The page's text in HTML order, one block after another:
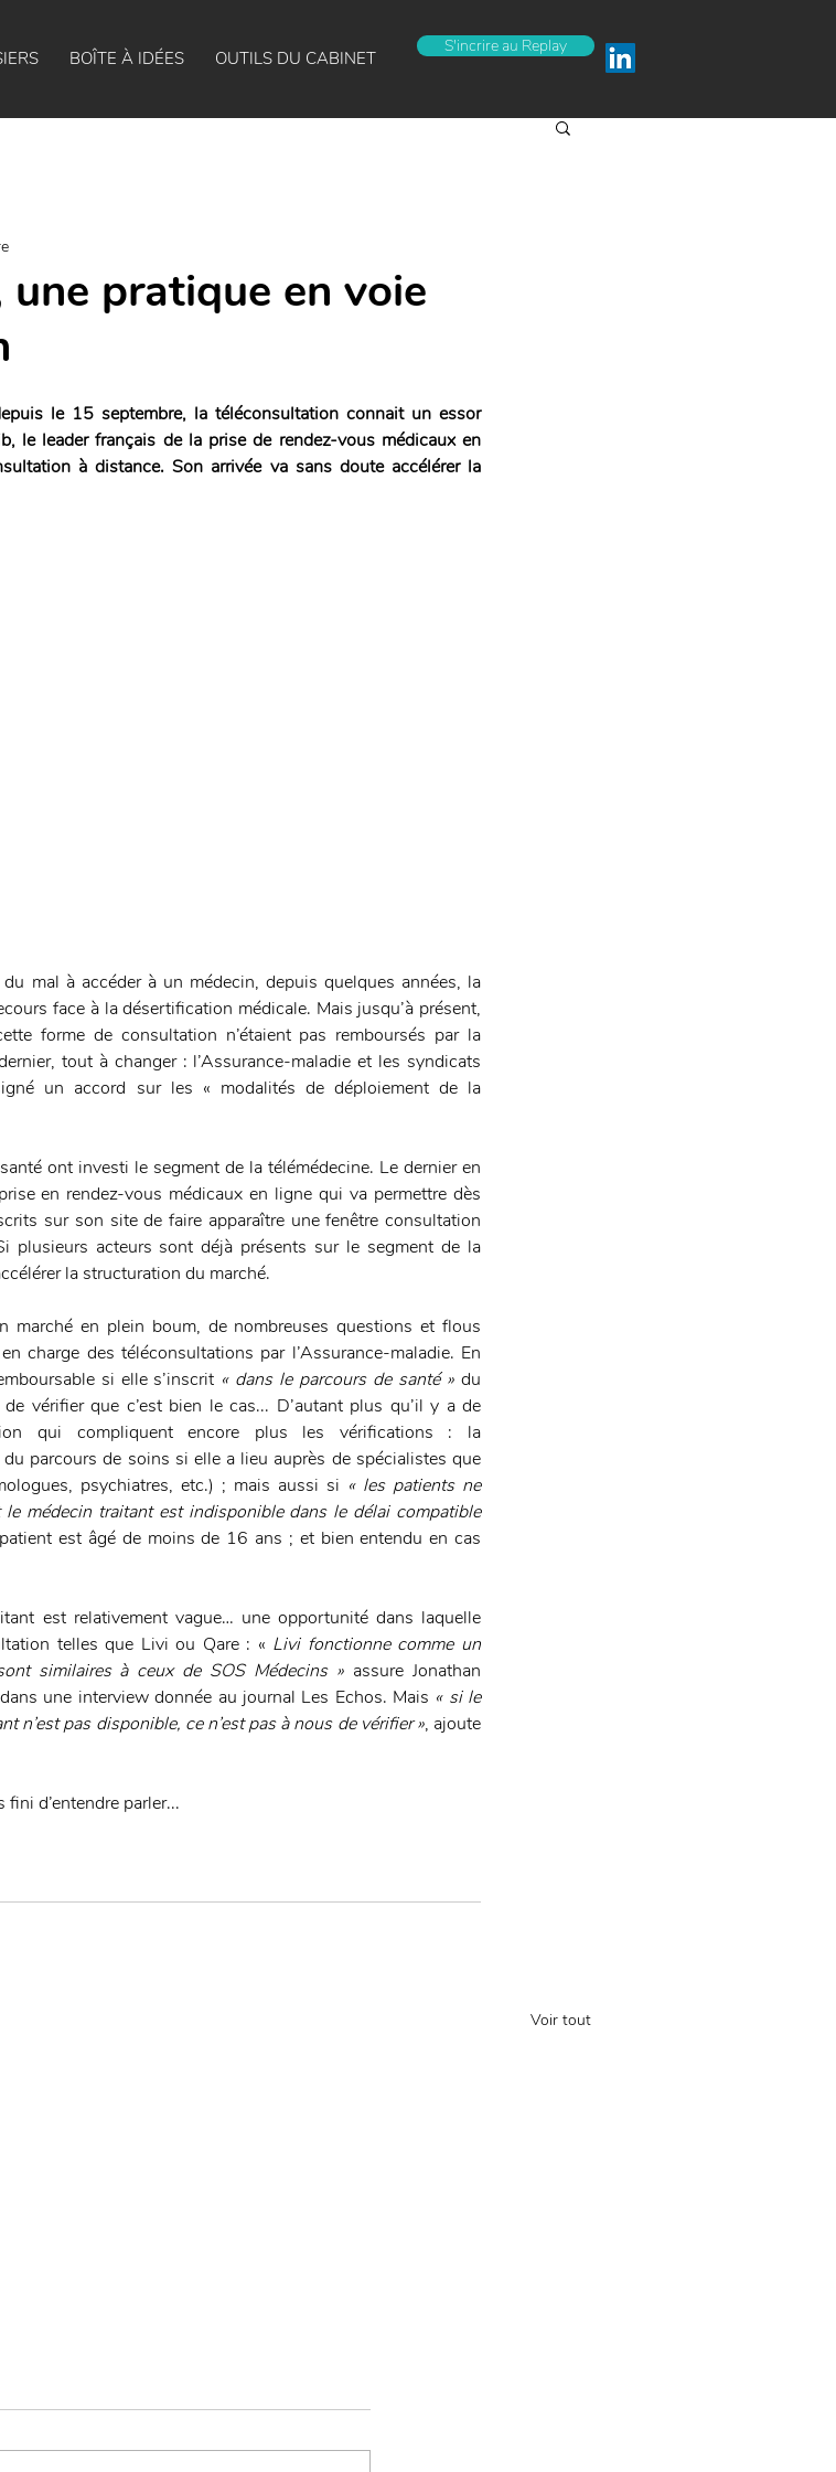
BOÎTE À IDÉES OUTILS DU CABINET
S'incrire au Replay
une pratique en voie
le 15 septembre, la téléconsultation connait un essor
le leader français de la prise de rendez-vous médicaux en
à distance. Son arrivée va sans doute accélérer la
mal à accéder à un médecin, depuis quelques années, la
face à la désertification médicale. Mais jusqu’à présent,
forme de consultation n’étaient pas remboursés par la
tout à changer : l’Assurance-maladie et les syndicats
un accord sur les « modalités de déploiement de la
ont investi le segment de la télémédecine. Le dernier en
en rendez-vous médicaux en ligne qui va permettre dès
sur son site de faire apparaître une fenêtre consultation
plusieurs acteurs sont déjà présents sur le segment de la
la structuration du marché.
marché en plein boum, de nombreuses questions et flous
charge des téléconsultations par l’Assurance-maladie. En
si elle s’inscrit « dans le parcours de santé » du
vérifier que c’est bien le cas... D’autant plus qu’il y a de
qui compliquent encore plus les vérifications : la
parcours de soins si elle a lieu auprès de spécialistes que
psychiatres, etc.) ; mais aussi si « les patients ne
médecin traitant est indisponible dans le délai compatible
est âgé de moins de 16 ans ; et bien entendu en cas
est relativement vague… une opportunité dans laquelle
telles que Livi ou Qare : « Livi fonctionne comme un
similaires à ceux de SOS Médecins » assure Jonathan
une interview donnée au journal Les Echos. Mais « si le
n’est pas disponible, ce n’est pas à nous de vérifier », ajoute
d’entendre parler...
Voir tout